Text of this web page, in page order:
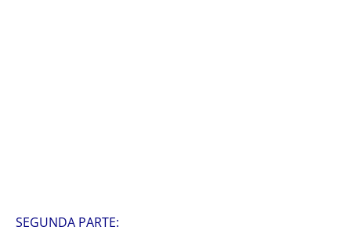
SEGUNDA PARTE: